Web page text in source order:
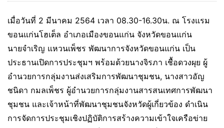
เมื่อวันที่ 2 มีนาคม 2564 เวลา 08.30-16.30น. ณ โรงแรม
ขอนแก่นโฮเต็ล อำเภอเมืองขอนแก่น จังหวัดขอนแก่น
นายจำเริญ แหวนเพ็ชร พัฒนาการจังหวัดขอนแก่น เป็น
ประธานเปิดการประชุมฯ พร้อมด้วยนางจิรภา เชื้อดวงผุย ผู้
อำนวยการกลุ่มงานส่งเสริมการพัฒนาชุมชน, นางสาวอัญ
ชนิดา กมลเพ็ชร ผู้อำนวยการกลุ่มงานสารสนเทศการพัฒนา
ชุมชน และเจ้าหน้าที่พัฒนาชุมชนจังหวัดผู้เกี่ยวข้อง ดำเนิน
การจัดการประชุมเชิงปฏิบัติการสร้างความเข้าใจเครือข่าย